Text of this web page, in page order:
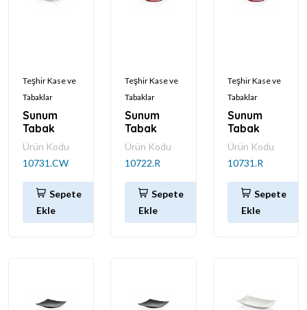
Teşhir Kase ve
Tabaklar
Sunum
Tabak
Ürün Kodu
10731.CW
Sepete
Ekle
Teşhir Kase ve
Tabaklar
Sunum
Tabak
Ürün Kodu
10722.R
Sepete
Ekle
Teşhir Kase ve
Tabaklar
Sunum
Tabak
Ürün Kodu
10731.R
Sepete
Ekle